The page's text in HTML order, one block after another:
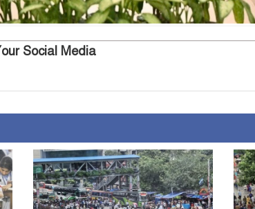
Social Media